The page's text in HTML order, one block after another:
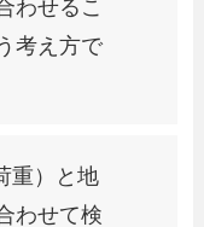
わせるこ
考え方で
重）と地
わせて検